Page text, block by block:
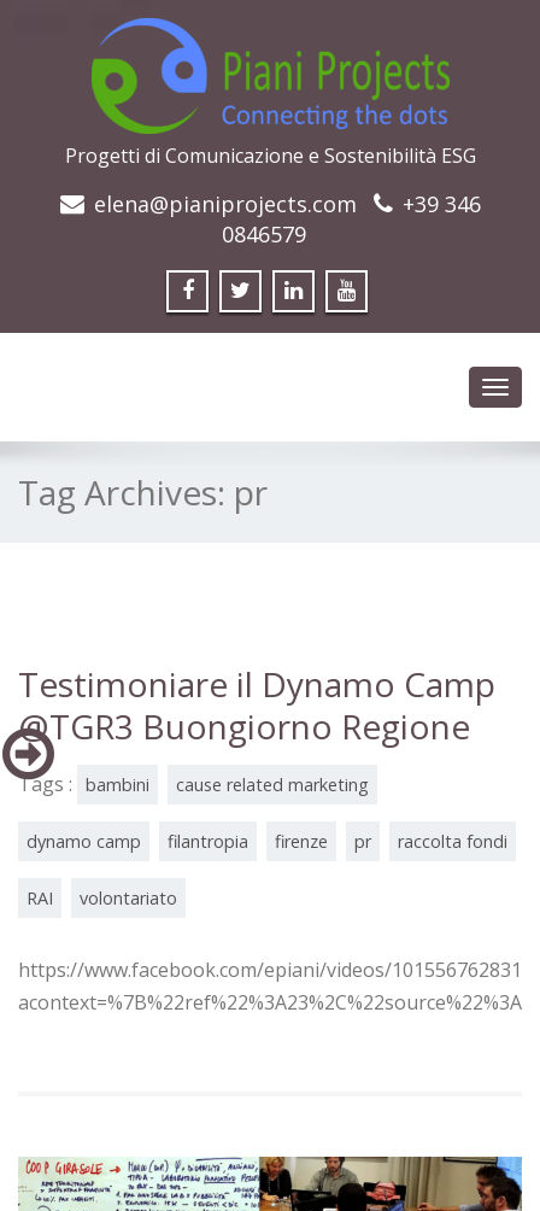
Progetti di Comunicazione e Sostenibilità ESG
elena@pianiprojects.com
+39 346
0846579
Tag Archives: pr
Testimoniare il Dynamo Camp
@TGR3 Buongiorno Regione
Tags : bambini cause related marketing
dynamo camp filantropia firenze pr raccolta fondi
RAI volontariato
https://www.facebook.com/epiani/videos/